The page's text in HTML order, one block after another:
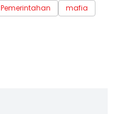
Pemerintahan
mafia